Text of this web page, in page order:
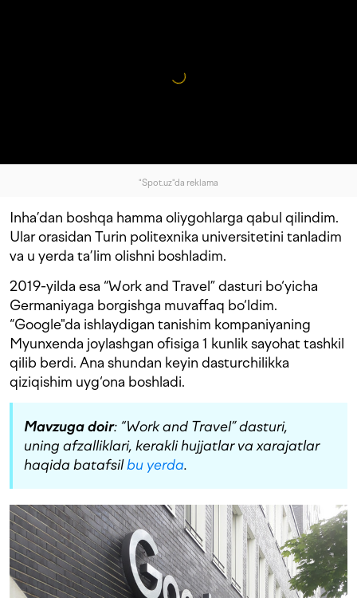
"Spot.uz"da reklama
Inha’dan boshqa hamma oliygohlarga qabul qilindim.
Ular orasidan Turin politexnika universitetini tanladim
va u yerda ta’lim olishni boshladim.
2019-yilda esa “Work and Travel” dasturi bo‘yicha
Germaniyaga borgishga muvaffaq bo‘ldim.
“Google"da ishlaydigan tanishim kompaniyaning
Myunxenda joylashgan ofisiga 1 kunlik sayohat tashkil
qilib berdi. Ana shundan keyin dasturchilikka
qiziqishim uyg‘ona boshladi.
Mavzuga doir: “Work and Travel” dasturi,
uning afzalliklari, kerakli hujjatlar va xarajatlar
haqida batafsilbu yerda.